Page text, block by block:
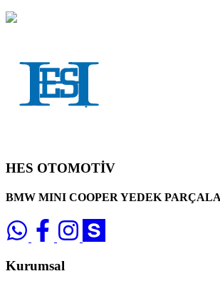
HES OTOMOTİV
BMW MINI COOPER YEDEK
Kurumsal